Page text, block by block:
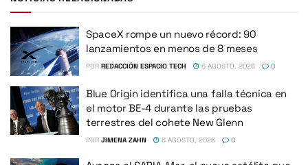
SpaceX rompe un nuevo récord: 90
lanzamientos en menos de 8 meses
POR REDACCIÓN ESPACIO TECH 6 AGOSTO, 2026 0
Blue Origin identifica una falla técnica en
el motor BE-4 durante las pruebas
terrestres del cohete New Glenn
POR JIMENA ZAHN 6 AGOSTO, 2026 0